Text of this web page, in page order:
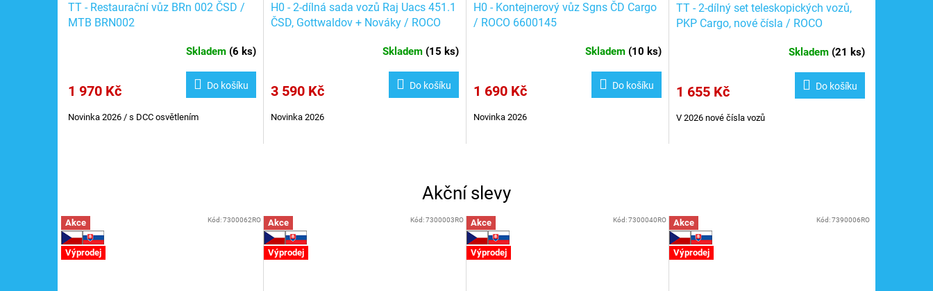
TT - Restaurační vůz BRn 002 ČSD /
MTB BRN002
Skladem (6 ks)
1 970 Kč Do košíku
Novinka 2026 / s DCC osvětlením
H0 - 2-dílná sada vozů Raj Uacs 451.1
ČSD, Gottwaldov + Nováky / ROCO
Skladem (15 ks)
3 590 Kč Do košíku
Novinka 2026
H0 - Kontejnerový vůz Sgns ČD Cargo
/ ROCO 6600145
Skladem (10 ks)
1 690 Kč Do košíku
Novinka 2026
TT - 2-dílný set teleskopických vozů,
PKP Cargo, nové čísla / ROCO
Skladem (21 ks)
1 655 Kč Do košíku
V 2026 nové čísla vozů
Akční slevy
Akce
Výprodej
Kód:7300062RO Akce
Výprodej
Kód:7300003RO Akce
Výprodej
Kód:7300040RO Akce
Výprodej
Kód:7390006RO